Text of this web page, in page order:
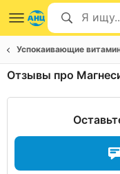
Успокаивающие
Отзывы про